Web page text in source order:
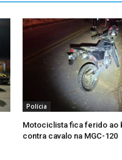
Polícia
Motociclista fica ferido ao
contra cavalo na MGC-120